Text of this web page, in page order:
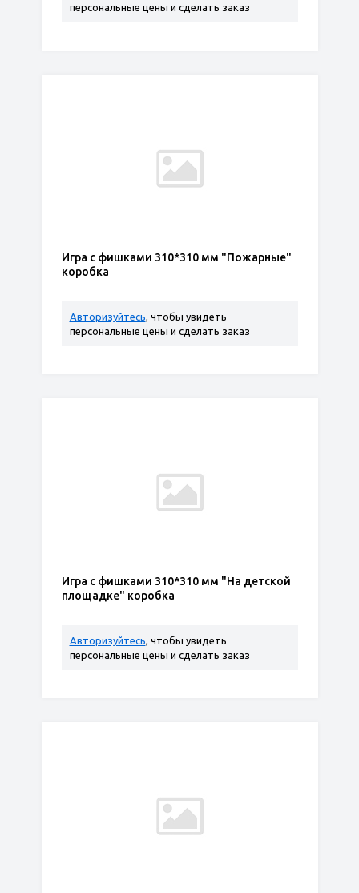
персональные цены и сделать заказ
Игра с фишками 310*310 мм "Пожарные"
коробка
Авторизуйтесь, чтобы увидеть
персональные цены и сделать заказ
Игра с фишками 310*310 мм "На детской
площадке" коробка
Авторизуйтесь, чтобы увидеть
персональные цены и сделать заказ